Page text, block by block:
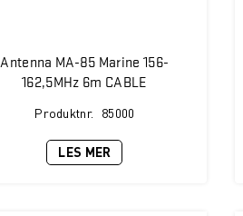
Antenna MA-85 Marine 156-
162,5MHz 6m CABLE
Produktnr. 85000
LES MER